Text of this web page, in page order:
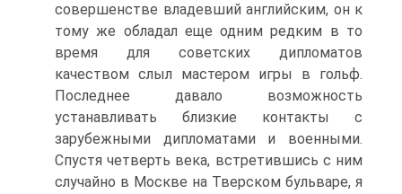
совершенстве владевший английским, он к
тому же обладал еще одним редким в то
время для советских дипломатов
качеством слыл мастером игры в гольф.
Последнее давало возможность
устанавливать близкие контакты с
зарубежными дипломатами и военными.
Спустя четверть века, встретившись с ним
случайно в Москве на Тверском бульваре, я